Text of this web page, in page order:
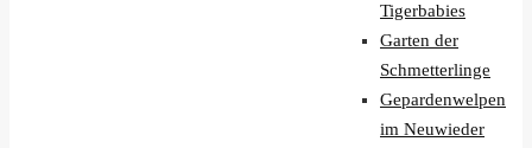
Tigerbabies
Garten der
Schmetterlinge
Gepardenwelpen
im Neuwieder